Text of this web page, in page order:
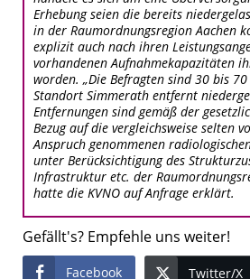
Erhebung seien die bereits
in der Raumordnungsregion Aachen
explizit auch nach ihren
vorhandenen Aufnahmekapazitäten
worden. „Die Befragten sind 30 bis
Standort Simmerath entfernt
Entfernungen sind gemäß der
Bezug auf die vergleichsweise selten
Anspruch genommenen
unter Berücksichtigung des
Infrastruktur etc. der
hatte die KVNO auf Anfrage erklärt.
Gefällt's? Empfehle uns weiter!
Facebook Twitter/X